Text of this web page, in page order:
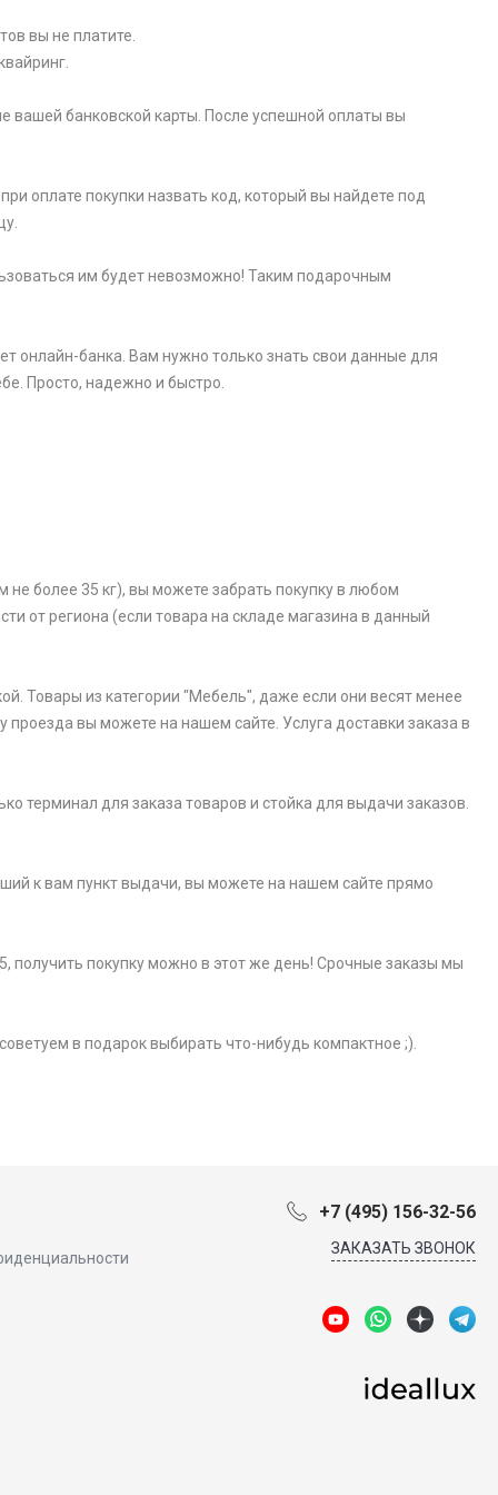
вы не платите.
банковской карты. После успешной оплаты вы
оплате покупки назвать код, который вы найдете под
им будет невозможно! Таким подарочным
онлайн-банка. Вам нужно только знать свои данные для
Просто, надежно и быстро.
не более 35 кг), вы можете забрать покупку в любом
от региона (если товара на складе магазина в данный
Товары из категории "Мебель", даже если они весят менее
вы можете на нашем сайте. Услуга доставки заказа в
терминал для заказа товаров и стойка для выдачи заказов.
к вам пункт выдачи, вы можете на нашем сайте прямо
получить покупку можно в этот же день! Срочные заказы мы
в подарок выбирать что-нибудь компактное ;).
+7 (495) 156-32-56
ЗАКАЗАТЬ ЗВОНОК